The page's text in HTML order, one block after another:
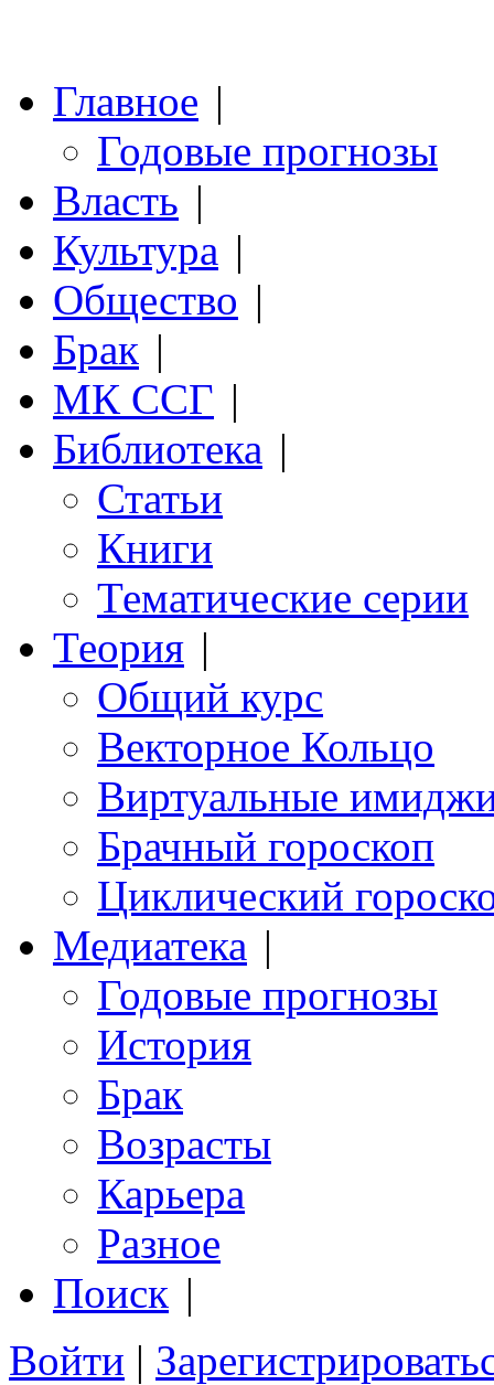
Главное |
Годовые прогнозы
Власть |
Культура |
Общество |
Брак |
МК ССГ |
Библиотека |
Статьи
Книги
Тематические серии
Теория |
Общий курс
Векторное Кольцо
Виртуальные
Брачный гороскоп
Циклический
Медиатека |
Годовые прогнозы
История
Брак
Возрасты
Карьера
Разное
Поиск |
Войти |